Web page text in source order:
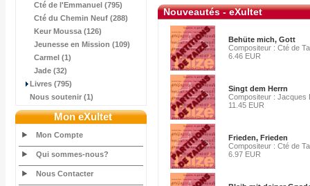
Cté de l'Emmanuel (795)
Cté du Chemin Neuf (288)
Keur Moussa (126)
Jeunesse en Mission (109)
Carmel (1)
Jade (32)
Livres (795)
Nous soutenir (1)
Mon eXultet
Mon Compte
Qui sommes-nous?
Nous Contacter
Nouveautés - eXultet
Behüte mich, Gott
Compositeur : Cté de
6.46 EUR
Singt dem Herrn
Compositeur : Jacques
11.45 EUR
Frieden, Frieden
Compositeur : Cté de
6.97 EUR